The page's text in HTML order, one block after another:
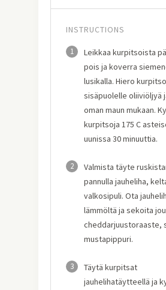
INSTRUCTIONS
1
Leikkaa kurpitsoista
pois ja koverra
lusikalla. Hiero
sisäpuolelle oliiviöljyä
oman maun mukaan.
kurpitsoja 175 C
uunissa 30 minuuttia.
2
Valmista täyte
pannulla jauheliha,
valkosipuli. Ota
lämmöltä ja sekoita
cheddarjuustoraaste,
mustapippuri.
3
Täytä kurpitsat
jauhelihatäytteellä ja